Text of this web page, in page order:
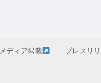
メディア掲載 プレスリ